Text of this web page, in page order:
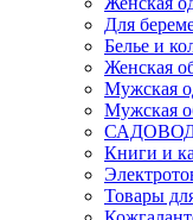
Для
Белье и
Женская
Мужская
Мужская
Книги и
Товары